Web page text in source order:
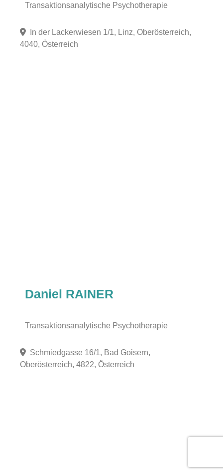
Transaktionsanalytische Psychotherapie
In der Lackerwiesen 1/1, Linz, Oberösterreich,
4040, Österreich
Daniel RAINER
Transaktionsanalytische Psychotherapie
Schmiedgasse 16/1, Bad Goisern,
Oberösterreich, 4822, Österreich